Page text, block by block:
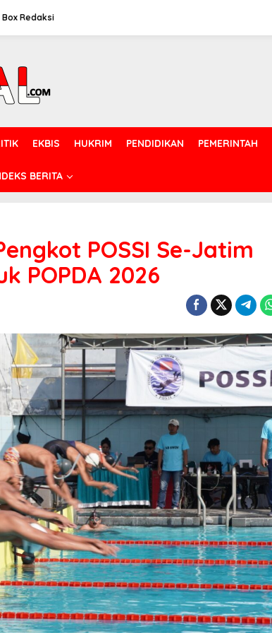
Box Redaksi
EKBIS HUKRIM PENDIDIKAN PEMERINTAH
BERITA
POSSI Se-Jatim
POPDA 2026